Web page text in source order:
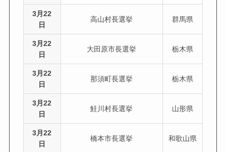
3月22
日
高山村長選挙 群馬県
3月22
日
大田原市長選挙 栃木県
3月22
日
那須町長選挙 栃木県
3月22
日
鮭川村長選挙 山形県
3月22
日
橋本市長選挙 和歌山県